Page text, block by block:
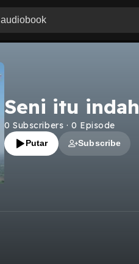
Seni itu indah
0 Subscribers · 0 Episode
Putar Subscribe